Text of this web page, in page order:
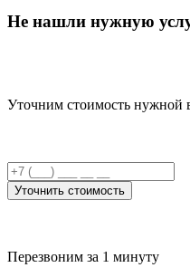
Не нашли нужную
Уточним стоимость нужной
Уточнить стоимость
Перезвоним за 1 минуту